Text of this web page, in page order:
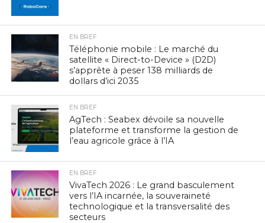
EN BREF
Téléphonie mobile : Le marché du
satellite « Direct-to-Device » (D2D)
s’apprête à peser 138 milliards de
dollars d’ici 2035
EN BREF
AgTech : Seabex dévoile sa nouvelle
plateforme et transforme la gestion de
l’eau agricole grâce à l’IA
EN BREF
VivaTech 2026 : Le grand basculement
vers l’IA incarnée, la souveraineté
technologique et la transversalité des
secteurs